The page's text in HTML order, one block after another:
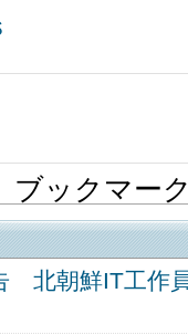
ブックマー
北朝鮮IT工作